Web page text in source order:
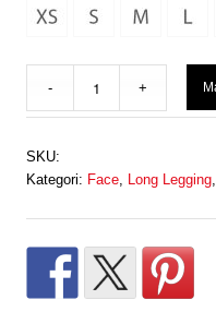
SKU:
Kategori: Face, Long Legging,